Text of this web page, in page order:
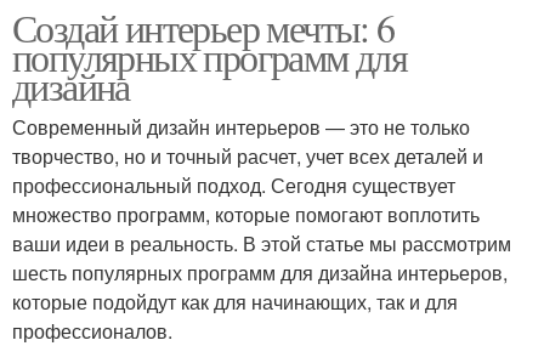
Создай интерьер мечты: 6
популярных программ для
дизайна
Современный дизайн интерьеров — это не только
творчество, но и точный расчет, учет всех деталей и
профессиональный подход. Сегодня существует
множество программ, которые помогают воплотить
ваши идеи в реальность. В этой статье мы рассмотрим
шесть популярных программ для дизайна интерьеров,
которые подойдут как для начинающих, так и для
профессионалов.